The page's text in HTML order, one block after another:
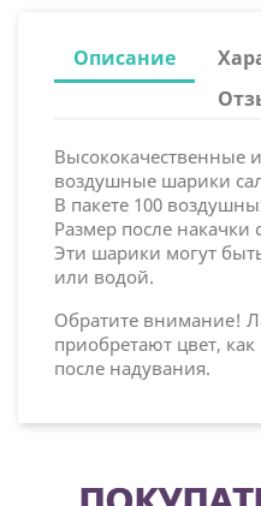
Описание
Высококачественные
воздушные шарики
В пакете 100
Размер после накачки
Эти шарики могут
или водой.
Обратите внимание!
приобретают цвет,
после надувания.